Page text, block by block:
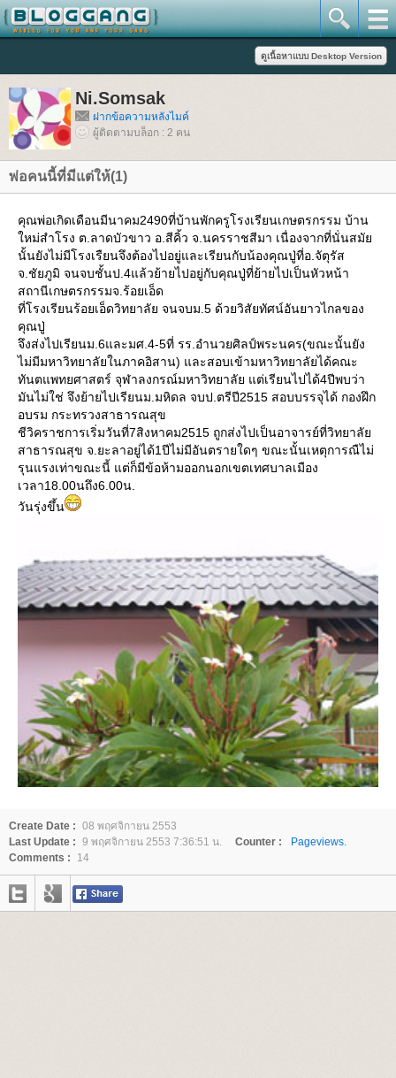
Ni.Somsak
ฝากข้อความหลังไมค์
ผู้ติดตามบล็อก : 2 คน
พ่อคนนี้ที่มีแต่ให้(1)
คุณพ่อเกิดเดือนมีนาคม2490ที่บ้านพักครูโรงเรียนเกษตรกรรม บ้าน
หม่สำโรง ต.ลาดบัวขาว อ.สีคิ้ว จ.นครราชสีมา เนื่องจากที่นั่นสมั
นั้นยังไม่มีโรงเรืยนจึงต้องไปอยู่และเรียนกับน้องคุณปู่ที่อ.จัตุรัส
จ.ชัยภูมิ จนจบชั้นป.4แล้วย้ายไปอยู่กับคุณปู่ที่ย้ายไปเป็นหัวหน้า
สถานีเกษตรกรรมจ.ร้อยเอ็ด
ที่โรงเรียนร้อยเอ็ดวิทยาลัย จนจบม.5 ด้วยวิสัยทัศน์อันยาวไกลของ
คุณปู่
จึงส่งไปเรียนม.6และมศ.4-5ที่ รร.อำนวยศิลป์พระนคร(ขณะนั้นยัง
ไม่มีมหาวิทยาลัยในภาคอิสาน) และสอบเข้ามหาวิทยาลัยได้คณะ
ทันตแพทยศาสตร์ จุฬาลงกรณ์มหาวิทยาลัย แต่เรียนไปได้4ปีพบว่า
มันไม่ใช่ จึงย้ายไปเรียนม.มหิดล จบป.ตรีปี2515 สอบบรรจุได้ กองฝึก
อบรม กระทรวงสาธารณสุข
ชีวิคราชการเริ่มวันที่7สิงหาคม2515 ถูกส่งไปเป็นอาจารย์ที่วิทยาลั
สาธารณสุข จ.ยะลาอยู่ได้1ปีไม่มีอันตรายใดๆ ขณะนั้นเหตุการณืไม่
รุนแรงเท่าขณะนี้ แต่ก็มีข้อห้ามออกนอกเขตเทศบาลเมือง
เวลา18.00นถึง6.00น.
วันรุ่งขึ้น
Create Date : 08 พฤศจิกายน 2553
Last Update : 9 พฤศจิกายน 2553 7:36:51 น. Counter :
Pageviews.
Comments :
14